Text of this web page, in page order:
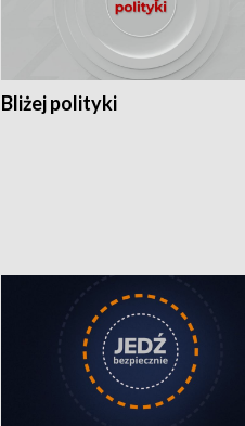
Bliżej polityki